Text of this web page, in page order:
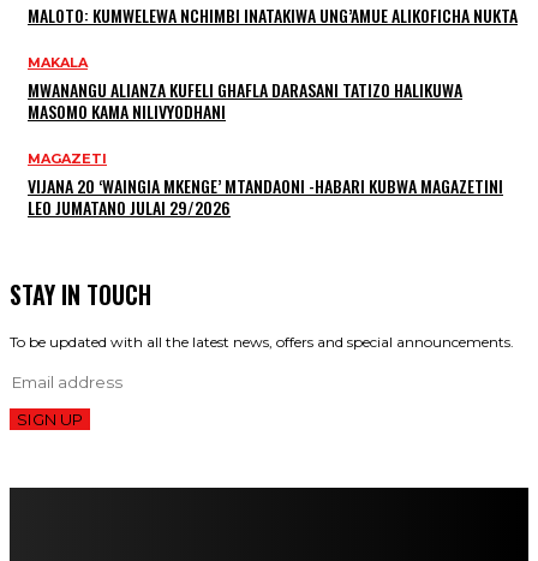
MALOTO: KUMWELEWA NCHIMBI INATAKIWA UNG’AMUE ALIKOFICHA NUKTA
MAKALA
MWANANGU ALIANZA KUFELI GHAFLA DARASANI TATIZO HALIKUWA
MASOMO KAMA NILIVYODHANI
MAGAZETI
VIJANA 20 ‘WAINGIA MKENGE’ MTANDAONI -HABARI KUBWA MAGAZETINI
LEO JUMATANO JULAI 29/2026
STAY IN TOUCH
To be updated with all the latest news, offers and special announcements.
SIGN UP